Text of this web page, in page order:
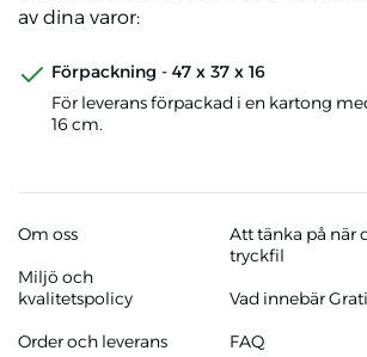
av dina varor:
Förpackning - 47 x 37 x 16
För leverans förpackad i en kartong
16 cm.
Om oss
Miljö och
kvalitetspolicy
Order och leverans
Att tänka på när
tryckfil
Vad innebär
FAQ